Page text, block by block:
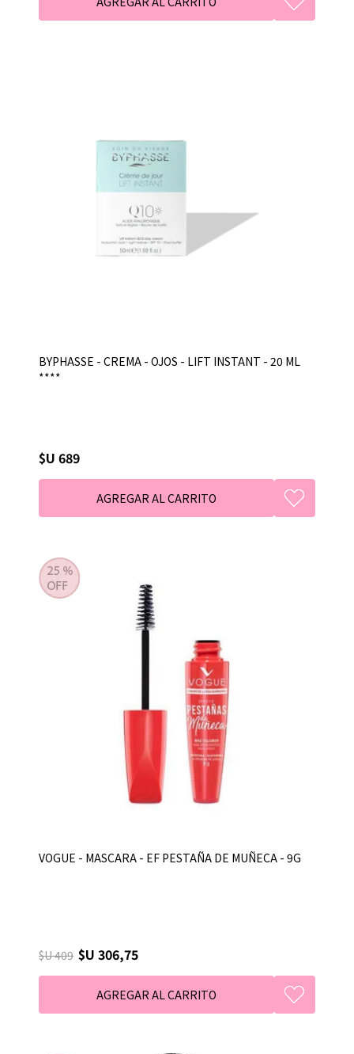
BYPHASSE - CREMA - OJOS - LIFT INSTANT - 20 ML
****
$U 689
VOGUE - MASCARA - EF PESTAÑA DE MUÑECA - 9G
$U 409 $U 306,75